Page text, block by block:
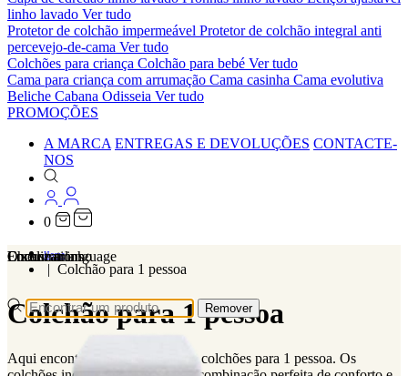
linho lavado Ver tudo
Protetor de colchão impermeável Protetor de colchão integral anti
percevejo-de-cama Ver tudo
Colchões para criança Colchão para bebé Ver tudo
Cama para criança com arrumação Cama casinha Cama evolutiva
Beliche Cabana Odisseia Ver tudo
PROMOÇÕES
A MARCA ENTREGAS E DEVOLUÇÕES CONTACTE-
NOS
0
Localizations
Choose a language
Encontrar
Remover
O seu carrinho
Home
Colchão para 1 pessoa
Colchão para 1 pessoa
Aqui encontra a nossa seleção de colchões para 1 pessoa. Os